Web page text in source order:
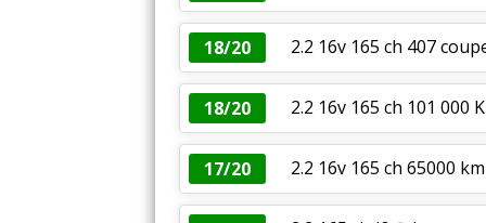
18/20 2.2 16v 165 ch 407
18/20 2.2 16v 165 ch 101 000
17/20 2.2 16v 165 ch 65000 km